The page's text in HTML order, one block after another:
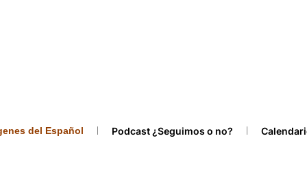
del Español Podcast ¿Seguimos o no?